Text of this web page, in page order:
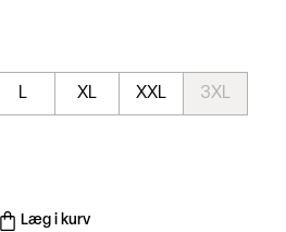
L XL XXL 3XL
Læg i kurv